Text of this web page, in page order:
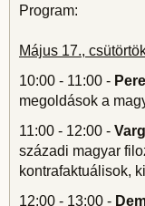
Program:
Május 17.,
10:00 - 11:00 -
megoldások a
11:00 - 12:00 -
századi magyar
kontrafaktuálisok,
12:00 - 13:00 -